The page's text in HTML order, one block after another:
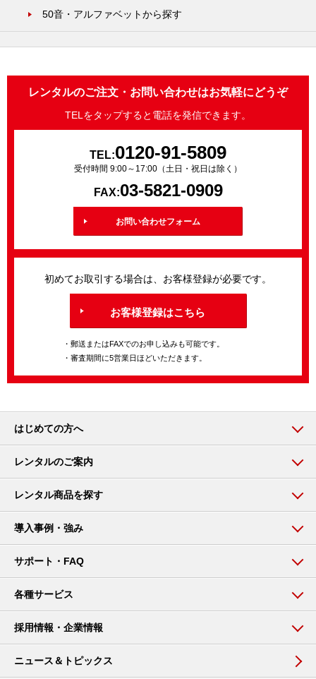
50音・アルファベットから探す
レンタルのご注文・お問い合わせはお気軽にどうぞ
TELをタップすると電話を発信できます。
TEL:0120-91-5809
受付時間 9:00～17:00（土日・祝日は除く）
FAX:03-5821-0909
お問い合わせフォーム
初めてお取引する場合は、お客様登録が必要です。
お客様登録はこちら
・郵送またはFAXでのお申し込みも可能です。
・審査期間に5営業日ほどいただきます。
はじめての方へ
レンタルのご案内
レンタル商品を探す
導入事例・強み
サポート・FAQ
各種サービス
採用情報・企業情報
ニュース＆トピックス